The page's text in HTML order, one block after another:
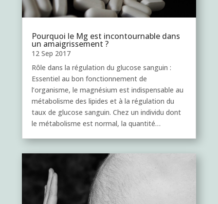
Pourquoi le Mg est incontournable dans
un amaigrissement ?
12 Sep 2017
Rôle dans la régulation du glucose sanguin :
Essentiel au bon fonctionnement de
l’organisme, le magnésium est indispensable au
métabolisme des lipides et à la régulation du
taux de glucose sanguin. Chez un individu dont
le métabolisme est normal, la quantité…